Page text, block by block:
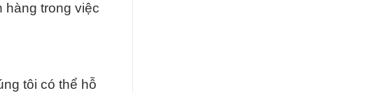
hàng trong việc
tôi có thể hỗ